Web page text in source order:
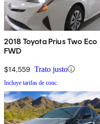
2018 Toyota Prius Two Eco
FWD
$14,559 Trato justo
Incluye tarifas de conc.